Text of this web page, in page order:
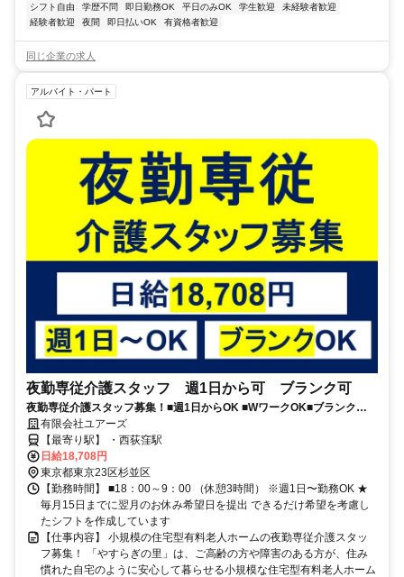
シフト自由
学歴不問 即日勤務OK 平日のみOK 学生歓迎
未経験者歓迎
経験者歓迎
夜間 即日払いOK 有資格者歓迎
同じ企業の求人
アルバイト・パート
夜勤専従介護スタッフ 週1日から可 ブランク可
夜勤専従介護スタッフ募集！■週1日からOK ■WワークOK■ブランク
OK■資格取得支援制度あり■年齢不問
有限会社ユアーズ
【最寄り駅】 ・西荻窪駅
日給18,708円
東京都東京23区杉並区
【勤務時間】 ■18：00～9：00 （休憩3時間） ※週1日〜勤務OK ★
毎月15日までに翌月のお休み希望日を提出 できるだけ希望を考慮し
たシフトを作成しています
【仕事内容】 小規模の住宅型有料老人ホームの夜勤専従介護スタッ
フ募集！ 「やすらぎの里」は、ご高齢の方や障害のある方が、住み
慣れた自宅のように安心して暮らせる小規模な住宅型有料老人ホーム